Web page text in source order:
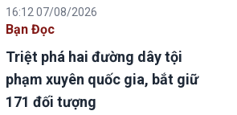
16:12 07/08/2026
Bạn Đọc
Triệt phá hai đường dây tội
phạm xuyên quốc gia, bắt giữ
171 đối tượng